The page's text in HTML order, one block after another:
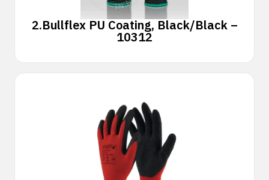
2.Bullflex PU Coating, Black/Black –
10312